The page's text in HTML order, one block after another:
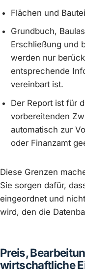
Flächen und
Grundbuch,
Erschließung und
werden nur
entsprechende
vereinbart ist.
Der Report ist für
vorbereitenden
automatisch zur
oder Finanzamt
Diese Grenzen
Sie sorgen dafür,
eingeordnet und
wird, den die
Preis,
wirtschaftliche